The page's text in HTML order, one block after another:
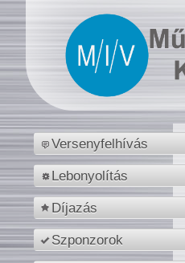
Versenyfelhívás
Lebonyolítás
Díjazás
Szponzorok